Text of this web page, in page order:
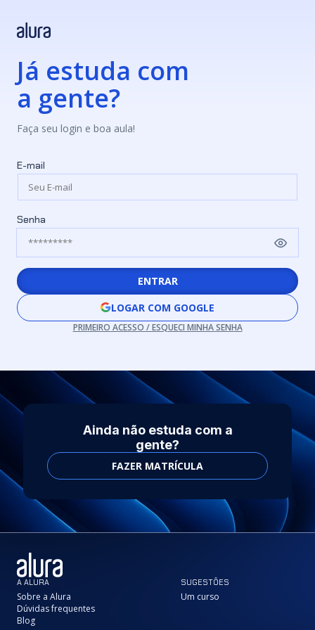
Já estuda com
a gente?
Faça seu login e boa aula!
E-mail
Senha
ENTRAR
LOGAR COM GOOGLE
PRIMEIRO ACESSO / ESQUECI MINHA SENHA
Ainda não estuda com a
gente?
FAZER MATRÍCULA
A ALURA
Sobre a Alura
Dúvidas frequentes
Blog
SUGESTÕES
Um curso